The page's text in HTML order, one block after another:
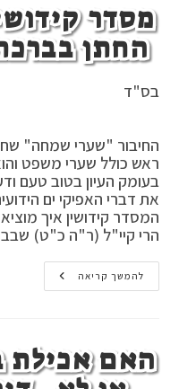
מסדר
החתן
בס"ד
ניסן
החיבור "שערי שמחה"
ראש כולל שערי משפט
בעומק העיון בטוב טעם
את דברי האפיקי ים
המסדר קידושין איך
הרי קיי"ל (ר"ה כ"ט)
להמשך קריאה מסדר
קידושין
בברכת
בורא
פרי
האם אכילת